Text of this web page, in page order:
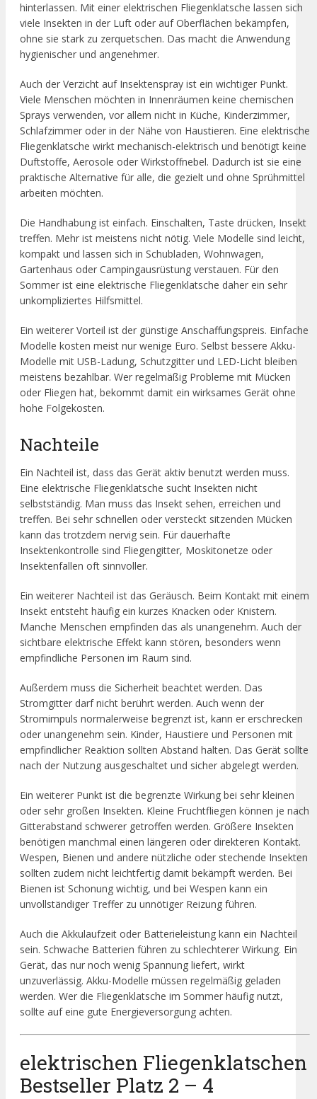
hinterlassen. Mit einer elektrischen Fliegenklatsche lassen sich
viele Insekten in der Luft oder auf Oberflächen bekämpfen,
ohne sie stark zu zerquetschen. Das macht die Anwendung
hygienischer und angenehmer.
Auch der Verzicht auf Insektenspray ist ein wichtiger Punkt.
Viele Menschen möchten in Innenräumen keine chemischen
Sprays verwenden, vor allem nicht in Küche, Kinderzimmer,
Schlafzimmer oder in der Nähe von Haustieren. Eine elektrische
Fliegenklatsche wirkt mechanisch-elektrisch und benötigt keine
Duftstoffe, Aerosole oder Wirkstoffnebel. Dadurch ist sie eine
praktische Alternative für alle, die gezielt und ohne Sprühmittel
arbeiten möchten.
Die Handhabung ist einfach. Einschalten, Taste drücken, Insekt
treffen. Mehr ist meistens nicht nötig. Viele Modelle sind leicht,
kompakt und lassen sich in Schubladen, Wohnwagen,
Gartenhaus oder Campingausrüstung verstauen. Für den
Sommer ist eine elektrische Fliegenklatsche daher ein sehr
unkompliziertes Hilfsmittel.
Ein weiterer Vorteil ist der günstige Anschaffungspreis. Einfache
Modelle kosten meist nur wenige Euro. Selbst bessere Akku-
Modelle mit USB-Ladung, Schutzgitter und LED-Licht bleiben
meistens bezahlbar. Wer regelmäßig Probleme mit Mücken
oder Fliegen hat, bekommt damit ein wirksames Gerät ohne
hohe Folgekosten.
Nachteile
Ein Nachteil ist, dass das Gerät aktiv benutzt werden muss.
Eine elektrische Fliegenklatsche sucht Insekten nicht
selbstständig. Man muss das Insekt sehen, erreichen und
treffen. Bei sehr schnellen oder versteckt sitzenden Mücken
kann das trotzdem nervig sein. Für dauerhafte
Insektenkontrolle sind Fliegengitter, Moskitonetze oder
Insektenfallen oft sinnvoller.
Ein weiterer Nachteil ist das Geräusch. Beim Kontakt mit einem
Insekt entsteht häufig ein kurzes Knacken oder Knistern.
Manche Menschen empfinden das als unangenehm. Auch der
sichtbare elektrische Effekt kann stören, besonders wenn
empfindliche Personen im Raum sind.
Außerdem muss die Sicherheit beachtet werden. Das
Stromgitter darf nicht berührt werden. Auch wenn der
Stromimpuls normalerweise begrenzt ist, kann er erschrecken
oder unangenehm sein. Kinder, Haustiere und Personen mit
empfindlicher Reaktion sollten Abstand halten. Das Gerät sollte
nach der Nutzung ausgeschaltet und sicher abgelegt werden.
Ein weiterer Punkt ist die begrenzte Wirkung bei sehr kleinen
oder sehr großen Insekten. Kleine Fruchtfliegen können je nach
Gitterabstand schwerer getroffen werden. Größere Insekten
benötigen manchmal einen längeren oder direkteren Kontakt.
Wespen, Bienen und andere nützliche oder stechende Insekten
sollten zudem nicht leichtfertig damit bekämpft werden. Bei
Bienen ist Schonung wichtig, und bei Wespen kann ein
unvollständiger Treffer zu unnötiger Reizung führen.
Auch die Akkulaufzeit oder Batterieleistung kann ein Nachteil
sein. Schwache Batterien führen zu schlechterer Wirkung. Ein
Gerät, das nur noch wenig Spannung liefert, wirkt
unzuverlässig. Akku-Modelle müssen regelmäßig geladen
werden. Wer die Fliegenklatsche im Sommer häufig nutzt,
sollte auf eine gute Energieversorgung achten.
elektrischen Fliegenklatschen
Bestseller Platz 2 – 4